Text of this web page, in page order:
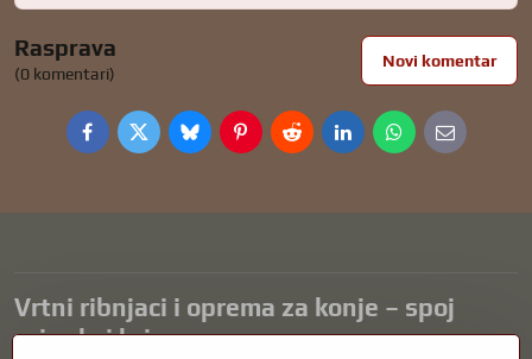
Rasprava
(0 komentari)
Novi komentar
FacebookTwitterBlueskyPinterestRedditLinkedInWhatsApp
E-
mail
Vrtni ribnjaci i oprema za konje – spoj
prirode i brige